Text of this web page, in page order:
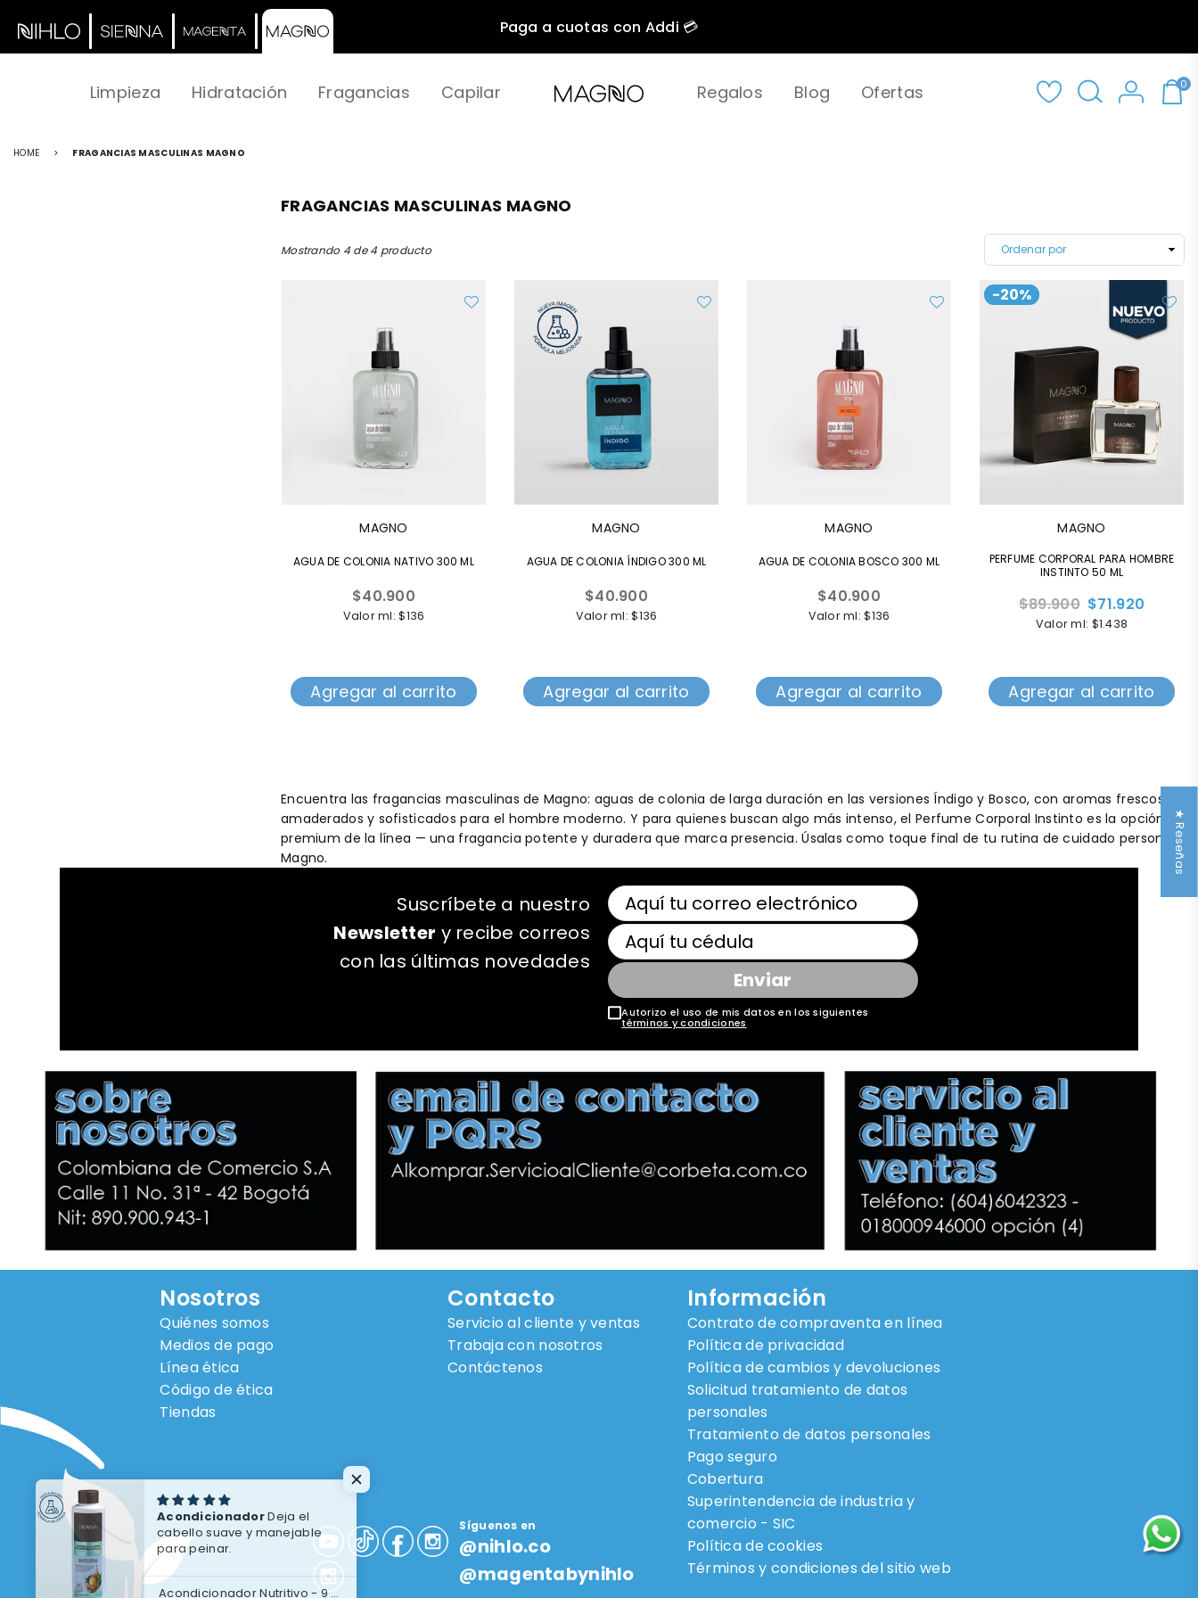
Paga a cuotas con Addi 💳
Limpieza Hidratación Fragancias Capilar Regalos Blog Ofertas 0
HOME > FRAGANCIAS MASCULINAS MAGNO
FRAGANCIAS MASCULINAS MAGNO
Mostrando 4 de 4 producto
MAGNO
AGUA DE COLONIA NATIVO 300 ML
Precio
habitual
$40.900
Valor ml: $136
Agregar al carrito
MAGNO
AGUA DE COLONIA ÍNDIGO 300 ML
Precio
habitual
$40.900
Valor ml: $136
Agregar al carrito
MAGNO
AGUA DE COLONIA BOSCO 300 ML
Precio
habitual
$40.900
Valor ml: $136
Agregar al carrito
-20%
MAGNO
PERFUME CORPORAL PARA HOMBRE
INSTINTO 50 ML
Precio
habitual
$89.900 $71.920
Valor ml: $1.438
Agregar al carrito
Encuentra las fragancias masculinas de Magno: aguas de colonia de larga duración en las versiones Índigo y Bosco, con aromas frescos,
amaderados y sofisticados para el hombre moderno. Y para quienes buscan algo más intenso, el Perfume Corporal Instinto es la opción
premium de la línea — una fragancia potente y duradera que marca presencia. Úsalas como toque final de tu rutina de cuidado personal
Magno.
Suscríbete a nuestro
Newsletter y recibe correos
con las últimas novedades
Enviar
Autorizo el uso de mis datos en los siguientes
términos y condiciones
Nosotros
Quiénes somos
Medios de pago
Línea ética
Código de ética
Tiendas
Contacto
Servicio al cliente y ventas
Trabaja con nosotros
Contáctenos
Información
Contrato de compraventa en línea
Política de privacidad
Política de cambios y devoluciones
Solicitud tratamiento de datos
personales
Tratamiento de datos personales
Pago seguro
Cobertura
Superintendencia de industria y
comercio - SIC
Política de cookies
Términos y condiciones del sitio web
Síguenos en
@nihlo.co
@magentabynihlo
AcondicionadorDeja el
cabello suave y manejable
para peinar.
Acondicionador Nutritivo - 9 ÓLEOS SIENNA
★ Reseñas